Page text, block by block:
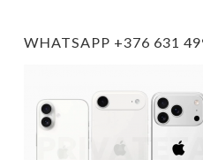
WHATSAPP +376 631